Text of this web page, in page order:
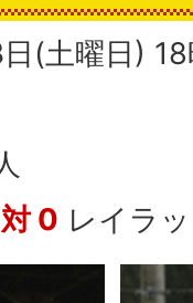
(土曜日)
0 レイラ